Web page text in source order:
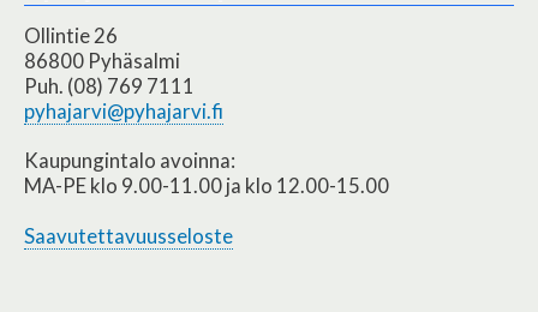
Ollintie 26
86800 Pyhäsalmi
Puh. (08) 769 7111
pyhajarvi@pyhajarvi.fi
Kaupungintalo avoinna:
MA-PE klo 9.00-11.00 ja klo 12.00-15.00
Saavutettavuusseloste